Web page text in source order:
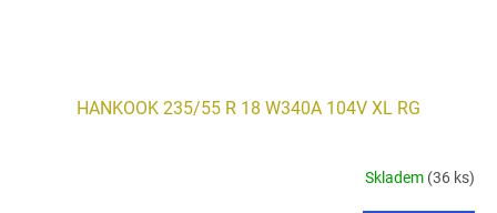
HANKOOK 235/55 R 18 W340A 104V XL RG
Skladem (36 ks)